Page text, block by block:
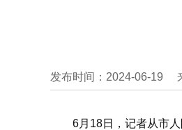
发布时间：2024-06-19
6月18日，记者从市